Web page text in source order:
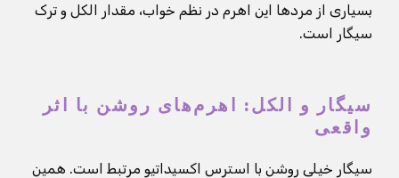
بسیاری از مردها این اهرم در نظم خواب، مقدار الکل و ترک
سیگار است.
سیگار و الکل: اهرم‌های روشن با اثر
واقعی
سیگار خیلی روشن با استرس اکسیداتیو مرتبط است. همین